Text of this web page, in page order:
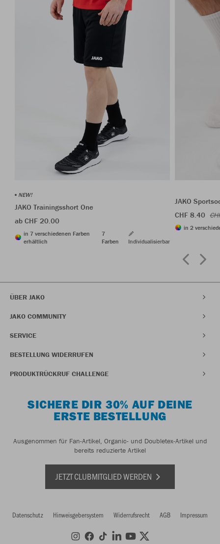
NEW!
JAKO Trainingsshort One
ab CHF 20.00
in 7 verschiedenen Farben
erhältlich
7
Farben
Individualisierbar
JAKO
CHF 8.40
in 2
ÜBER JAKO
JAKO COMMUNITY
SERVICE
BESTELLUNG WIDERRUFEN
PRODUKTRÜCKRUF CHALLENGE
SICHERE DIR 30% AUF DEINE
ERSTE BESTELLUNG
Ausgenommen für Fan-Artikel, Organic- und Doubletex-Artikel und
bereits reduzierte Artikel
JETZT CLUBMITGLIED WERDEN
Datenschutz Hinweisgebersystem Widerrufsrecht AGB Impressum